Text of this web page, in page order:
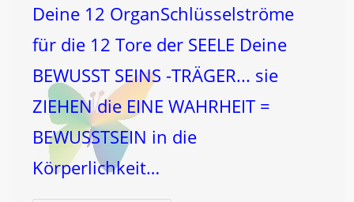
Deine 12 OrganSchlüsselströme
für die 12 Tore der SEELE Deine
BEWUSST SEINS -TRÄGER... sie
ZIEHEN die EINE WAHRHEIT =
BEWUSSTSEIN in die
Körperlichkeit…